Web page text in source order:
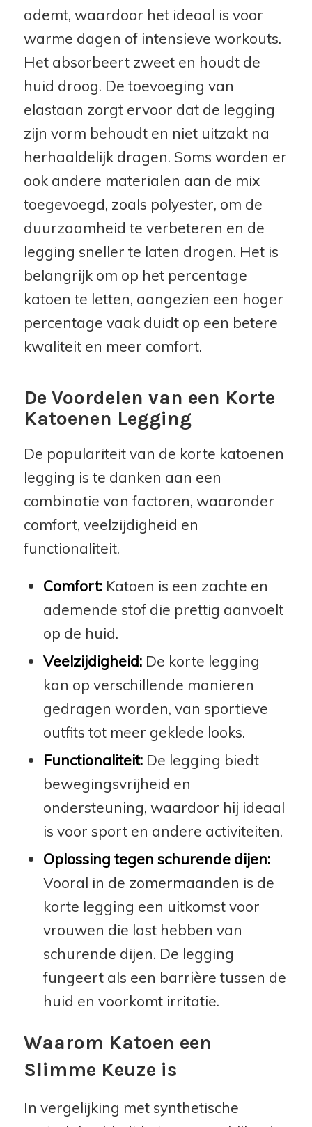
ademt, waardoor het ideaal is voor
warme dagen of intensieve workouts.
Het absorbeert zweet en houdt de
huid droog. De toevoeging van
elastaan zorgt ervoor dat de legging
zijn vorm behoudt en niet uitzakt na
herhaaldelijk dragen. Soms worden er
ook andere materialen aan de mix
toegevoegd, zoals polyester, om de
duurzaamheid te verbeteren en de
legging sneller te laten drogen. Het is
belangrijk om op het percentage
katoen te letten, aangezien een hoger
percentage vaak duidt op een betere
kwaliteit en meer comfort.
De Voordelen van een Korte
Katoenen Legging
De populariteit van de korte katoenen
legging is te danken aan een
combinatie van factoren, waaronder
comfort, veelzijdigheid en
functionaliteit.
Comfort:Katoen is een zachte en
ademende stof die prettig aanvoelt
op de huid.
Veelzijdigheid:De korte legging
kan op verschillende manieren
gedragen worden, van sportieve
outfits tot meer geklede looks.
Functionaliteit:De legging biedt
bewegingsvrijheid en
ondersteuning, waardoor hij ideaal
is voor sport en andere activiteiten.
Oplossing tegen schurende dijen:
Vooral in de zomermaanden is de
korte legging een uitkomst voor
vrouwen die last hebben van
schurende dijen. De legging
fungeert als een barrière tussen de
huid en voorkomt irritatie.
Waarom Katoen een
Slimme Keuze is
In vergelijking met synthetische